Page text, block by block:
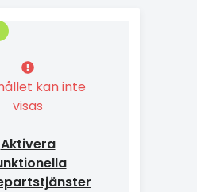
kan inte
visas
Aktivera